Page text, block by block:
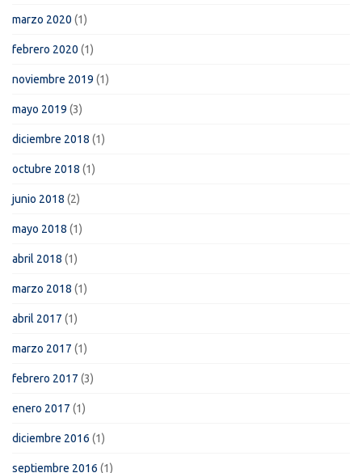
marzo 2020 (1)
febrero 2020 (1)
noviembre 2019 (1)
mayo 2019 (3)
diciembre 2018 (1)
octubre 2018 (1)
junio 2018 (2)
mayo 2018 (1)
abril 2018 (1)
marzo 2018 (1)
abril 2017 (1)
marzo 2017 (1)
febrero 2017 (3)
enero 2017 (1)
diciembre 2016 (1)
septiembre 2016 (1)